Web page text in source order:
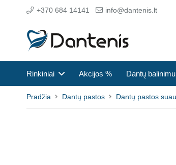
+370 684 14141 info@dantenis.lt
Rinkiniai Akcijos % Dantų
Pradžia Dantų pastos Dantų pastos